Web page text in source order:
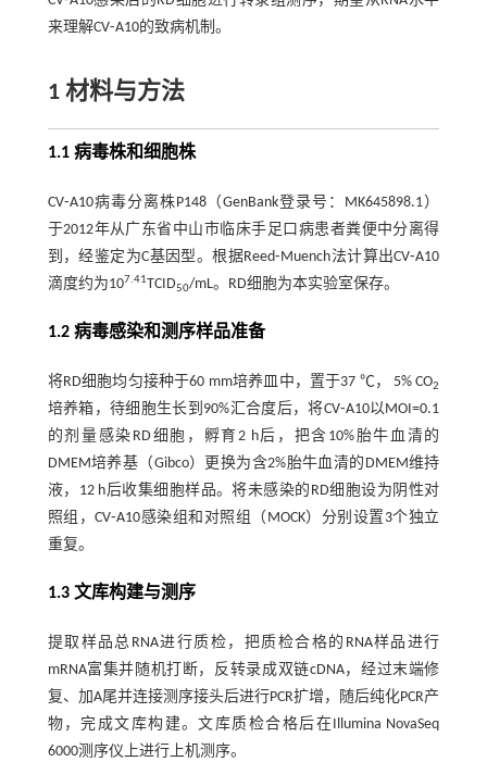
来理解CV⁃A10的致病机制。
1 材料与方法
1.1 病毒株和细胞株
CV⁃A10病毒分离株P148（GenBank登录号：MK645898.1）
于2012年从广东省中山市临床手足口病患者粪便中分离得
到，经鉴定为C基因型。根据Reed⁃Muench法计算出CV⁃A10
滴度约为107.41TCID50/mL。RD细胞为本实验室保存。
1.2 病毒感染和测序样品准备
将RD细胞均匀接种于60 mm培养皿中，置于37 ℃， 5% CO2
培养箱，待细胞生长到90%汇合度后，将CV⁃A10以MOI=0.1
的剂量感染RD细胞，孵育2 h后，把含10%胎牛血清的
DMEM培养基（Gibco）更换为含2%胎牛血清的DMEM维持
液，12 h后收集细胞样品。将未感染的RD细胞设为阴性对
照组，CV⁃A10感染组和对照组（MOCK）分别设置3个独立
重复。
1.3 文库构建与测序
提取样品总RNA进行质检，把质检合格的RNA样品进行
mRNA富集并随机打断，反转录成双链cDNA，经过末端修
复、加A尾并连接测序接头后进行PCR扩增，随后纯化PCR产
物，完成文库构建。文库质检合格后在Illumina NovaSeq
6000测序仪上进行上机测序。